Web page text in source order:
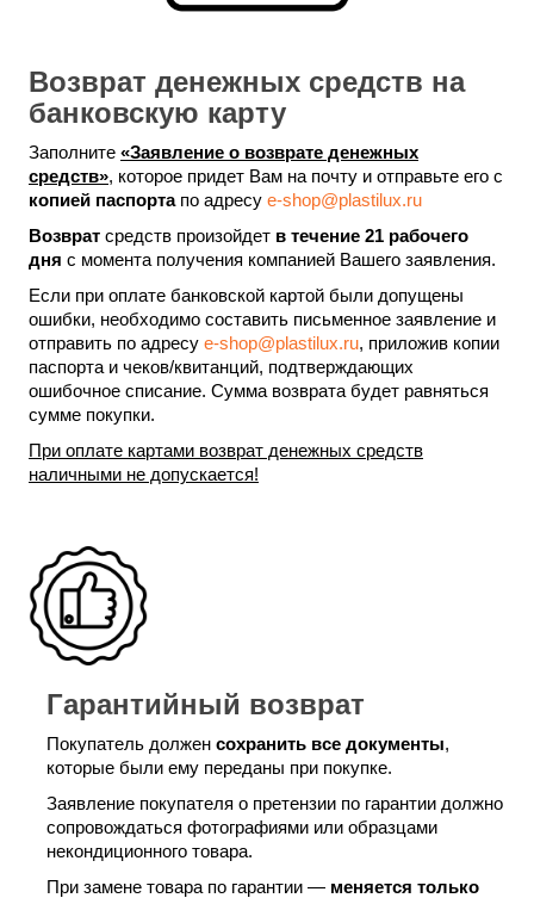
Возврат денежных средств на
банковскую карту
Заполните «Заявление о возврате денежных
средств», которое придет Вам на почту и отправьте его с
копией паспортапо адресу e-shop@plastilux.ru
Возврат средств произойдет в течение 21 рабочего
дня с момента получения компанией Вашего заявления.
Если при оплате банковской картой были допущены
ошибки, необходимо составить письменное заявление и
отправить по адресу e-shop@plastilux.ru, приложив копии
паспорта и чеков/квитанций, подтверждающих
ошибочное списание. Сумма возврата будет равняться
сумме покупки.
При оплате картами возврат денежных средств
наличными не допускается!
Гарантийный возврат
Покупатель должен сохранить все документы,
которые были ему переданы при покупке.
Заявление покупателя о претензии по гарантии должно
сопровождаться фотографиями или образцами
некондиционного товара.
При замене товара по гарантии — меняется только